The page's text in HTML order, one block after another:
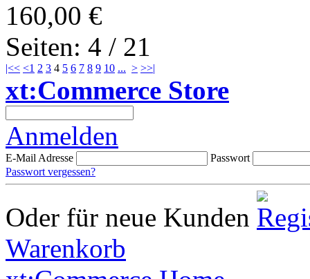
160,00 €
Seiten: 4 / 21
|<< <1 2 3 4 5 6 7 8 9 10 ... > >>|
xt:Commerce Store
Anmelden
E-Mail Adresse
Passwort
Passwort vergessen?
Oder für neue Kunden
Warenkorb